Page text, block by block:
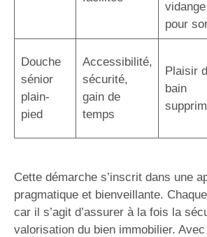
vidange
pour
Douche
sénior
plain-
pied
Accessibilité,
sécurité,
gain de
temps
Plaisir
bain
Cette démarche s’inscrit dans une
pragmatique et bienveillante.
car il s’agit d’assurer à la fois la
valorisation du bien immobilier.